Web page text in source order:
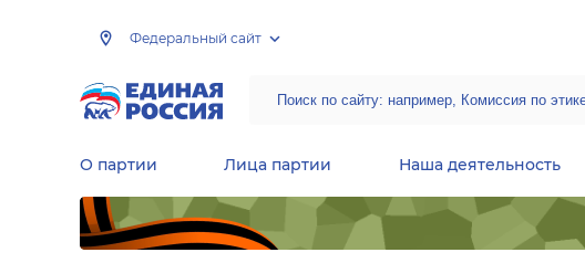
Федеральный сайт
О партии Лица партии Наша деятельность